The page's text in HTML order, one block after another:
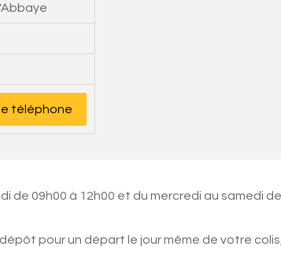
téléphone
de 09h00 à 12h00 et du mercredi au samedi
pour un départ le jour même de votre